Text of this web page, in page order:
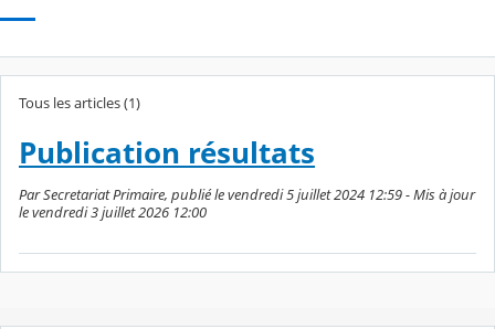
Tous les articles (1)
Publication résultats
Par Secretariat Primaire, publié le vendredi 5 juillet 2024 12:59 - Mis à jour
le vendredi 3 juillet 2026 12:00